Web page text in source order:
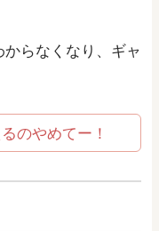
らなくなり、ギャ
のやめてー！